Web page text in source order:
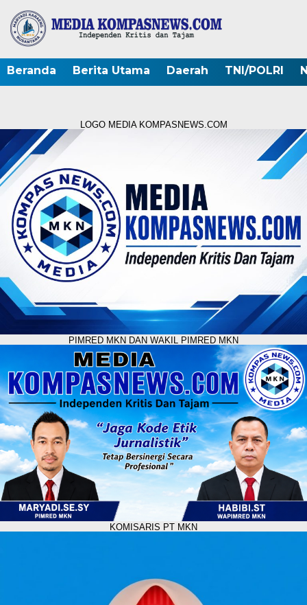
Beranda Berita Utama Daerah TNI/POLRI
LOGO MEDIA KOMPASNEWS.COM
PIMRED MKN DAN WAKIL PIMRED MKN
KOMISARIS PT MKN